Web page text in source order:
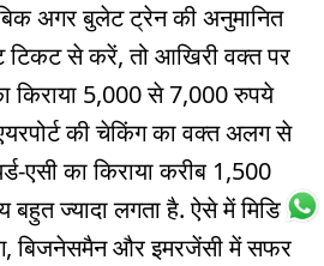
अगर बुलेट ट्रेन की अनुमानित
टिकट से करें, तो आखिरी वक्त पर
किराया 5,000 से 7,000 रुपये
की चेकिंग का वक्त अलग से
एसी का किराया करीब 1,500
ज्यादा लगता है. ऐसे में मिडिल
बिजनेसमैन और इमरजेंसी में सफर